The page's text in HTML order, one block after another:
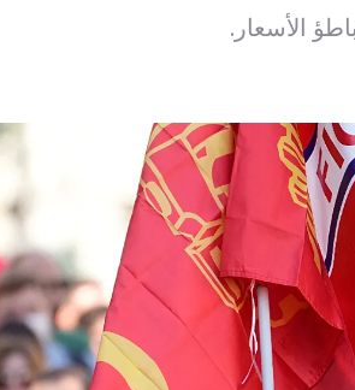
الأسعار.